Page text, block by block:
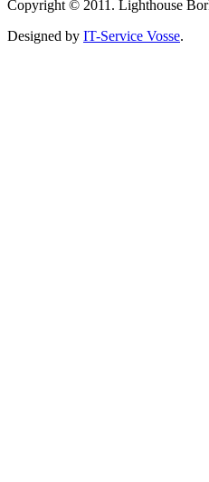
Copyright © 2011. Lighthouse
Designed by IT-Service Vosse.